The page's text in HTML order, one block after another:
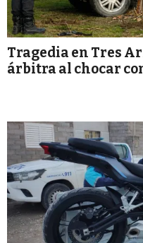
Tragedia en Tres
árbitra al chocar